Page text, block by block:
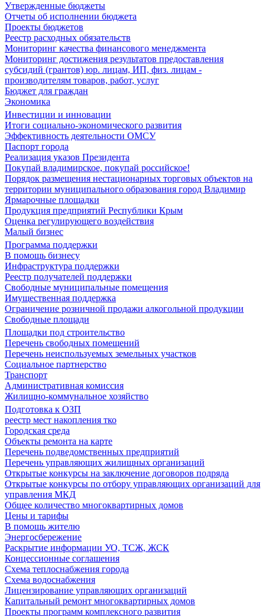
Утвержденные бюджеты
Отчеты об исполнении бюджета
Проекты бюджетов
Реестр расходных обязательств
Мониторинг качества финансового менеджмента
Мониторинг достижения результатов предоставления
субсидий (грантов) юр. лицам, ИП, физ. лицам -
производителям товаров, работ, услуг
Бюджет для граждан
Экономика
Инвестиции и инновации
Итоги социально-экономического развития
Эффективность деятельности ОМСУ
Паспорт города
Реализация указов Президента
Покупай владимирское, покупай российское!
Порядок размещения нестационарных торговых объектов на
территории муниципального образования город Владимир
Ярмарочные площадки
Продукция предприятий Республики Крым
Оценка регулирующего воздействия
Малый бизнес
Программа поддержки
В помощь бизнесу
Инфраструктура поддержки
Реестр получателей поддержки
Свободные муниципальные помещения
Имущественная поддержка
Ограничение розничной продажи алкогольной продукции
Свободные площади
Площадки под строительство
Перечень свободных помещений
Перечень неиспользуемых земельных участков
Социальное партнерство
Транспорт
Административная комиссия
Жилищно-коммунальное хозяйство
Подготовка к ОЗП
реестр мест накопления тко
Городская среда
Объекты ремонта на карте
Перечень подведомственных предприятий
Перечень управляющих жилищных организаций
Открытые конкурсы на заключение договоров подряда
Открытые конкурсы по отбору управляющих организаций для
управления МКД
Общее количество многоквартирных домов
Цены и тарифы
В помощь жителю
Энергосбережение
Раскрытие информации УО, ТСЖ, ЖСК
Концессионные соглашения
Схема теплоснабжения города
Схема водоснабжения
Лицензирование управляющих организаций
Капитальный ремонт многоквартирных домов
Проекты программ комплексного развития